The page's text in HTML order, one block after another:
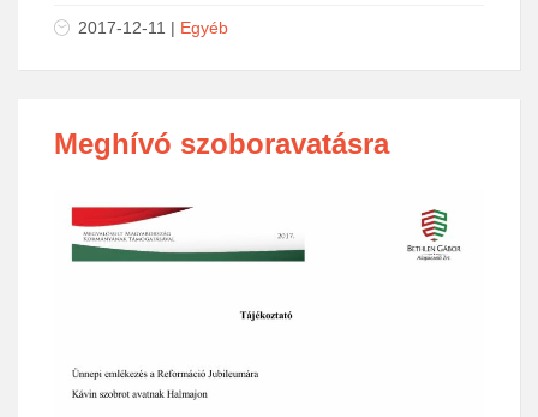
2017-12-11 | Egyéb
Meghívó szoboravatásra